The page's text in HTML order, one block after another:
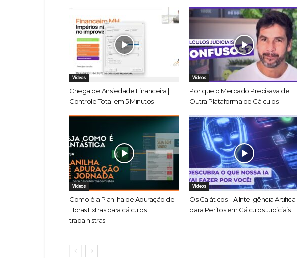
Vídeos
Chega de Ansiedade Financeira |
Controle Total em 5 Minutos
Vídeos
Por que o Mercado Precisava de
Outra Plataforma de Cálculos
Vídeos
Como é a Planilha de Apuração de
Horas Extras para cálculos
trabalhistras
Vídeos
Os Galáticos – A Inteligência Artifical
para Peritos em Cálculos Judiciais